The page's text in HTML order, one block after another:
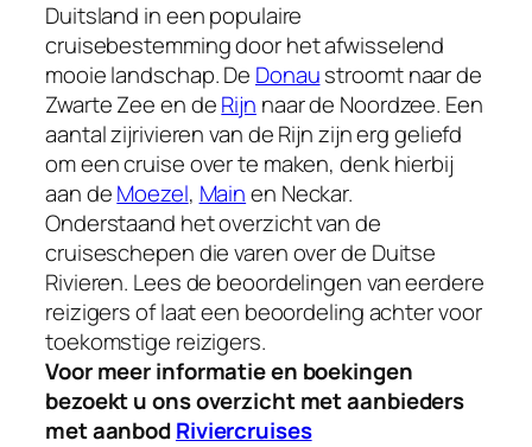
Duitsland in een populaire
cruisebestemming door het afwisselend
mooie landschap. De Donaustroomt naar de
Zwarte Zee en deRijn naar de Noordzee. Een
aantal zijrivieren van de Rijn zijn erg geliefd
om een cruise over te maken, denk hierbij
aan deMoezel, Mainen Neckar.
Onderstaand het overzicht van de
cruiseschepen die varen over de Duitse
Rivieren. Lees de beoordelingen van eerdere
reizigers of laat een beoordeling achter voor
toekomstige reizigers.
Voor meer informatie en boekingen
bezoekt u ons overzicht met aanbieders
met aanbodRiviercruises